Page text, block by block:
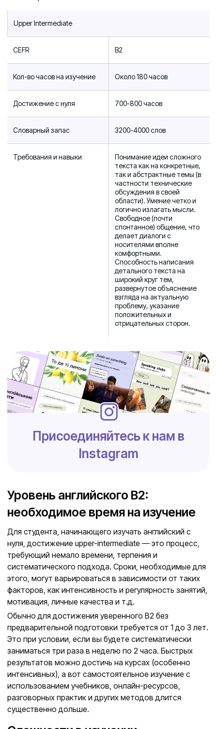
Upper Intermediate
CEFR B2
Кол-во часов на изучение Около 180 часов
Достижение с нуля 700-800 часов
Словарный запас 3200-4000 слов
Требования и навыки
Понимание идеи сложного
текста как на конкретные,
так и абстрактные темы (в
частности технические
обсуждения в своей
области). Умение четко и
логично излагать мысли.
Свободное (почти
спонтанное) общение, что
делает диалоги с
носителями вполне
комфортными.
Способность написания
детального текста на
широкий круг тем,
развернутое объяснение
взгляда на актуальную
проблему, указание
положительных и
отрицательных сторон.
Присоединяйтесь к нам в
Instagram
Уровень английского B2:
необходимое время на изучение
Для студента, начинающего изучать английский с
нуля, достижение upper-intermediate — это процесс,
требующий немало времени, терпения и
систематического подхода. Сроки, необходимые для
этого, могут варьироваться в зависимости от таких
факторов, как интенсивность и регулярность занятий,
мотивация, личные качества и т.д.
Обычно для достижения уверенного В2 без
предварительной подготовки требуется от 1 до 3 лет.
Это при условии, если вы будете систематически
заниматься три раза в неделю по 2 часа. Быстрых
результатов можно достичь на курсах (особенно
интенсивных), а вот самостоятельное изучение с
использованием учебников, онлайн-ресурсов,
разговорных практик и других методов длится
существенно дольше.